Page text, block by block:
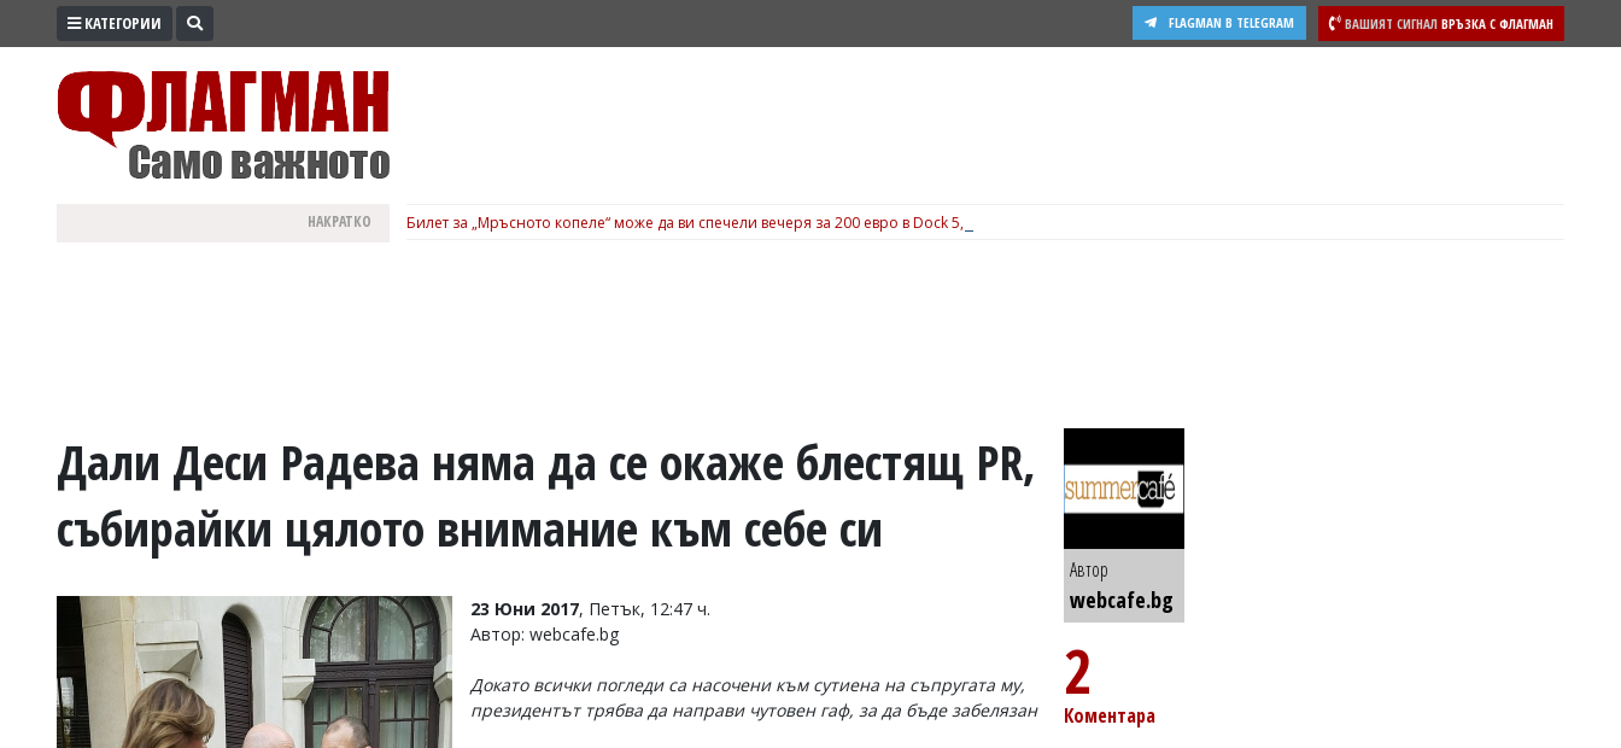
ПРОМО
ВОЙНАТА
УКРАЙНА
РАЗСЛЕДВАНЕ
КАТЕГОРИИ ВАШИЯТ СИГНАЛ ВРЪЗКА С ФЛАГМАН
FLAGMAN В TELEGRAM
НАКРАТКО Билет за „Мръсното копеле“ може да ви спечели вечеря за 200 евро в Dock 5, вижте подробности
Дали Деси Радева няма да се окаже блестящ PR,
събирайки цялото внимание към себе си
23 Юни 2017, Петък, 12:47 ч.
Автор: webcafe.bg
Докато всички погледи са насочени към сутиена на съпругата му,
президентът трябва да направи чутовен гаф, за да бъде забелязан
Автор
webcafe.bg
2
Коментара